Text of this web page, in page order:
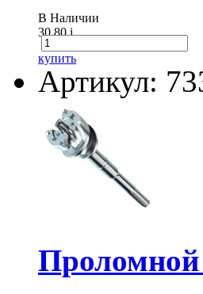
В Наличии
30.80i
купить
Артикул:
Проломной